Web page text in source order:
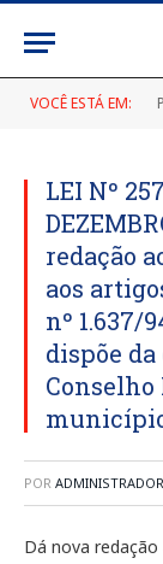
VOCÊ ESTÁ EM:
LEI Nº
redação
aos
nº 1.637/
dispõe
POR ADMINISTRADOR
Dá nova